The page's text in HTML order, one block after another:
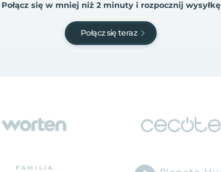
Połącz się w mniej niż 2 minuty i rozpocznij wysyłkę
Połącz się teraz